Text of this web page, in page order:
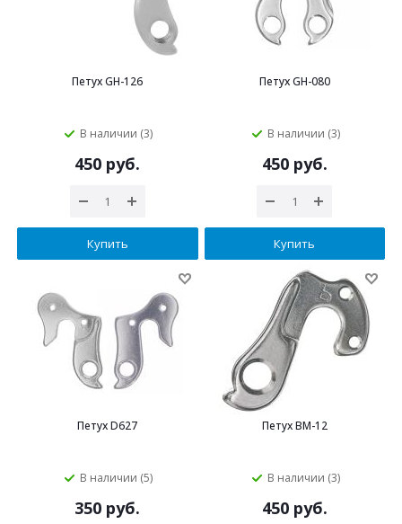
Петух GH-126
В наличии (3)
450 руб.
Купить
Петух GH-080
В наличии (3)
450 руб.
Купить
Петух D627
В наличии (5)
350 руб.
Петух BM-12
В наличии (3)
450 руб.